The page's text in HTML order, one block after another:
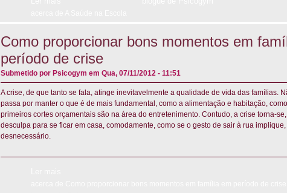
Como proporcionar bons momentos em
período de crise
Submetido por Psicogym em Qua, 07/11/2012 - 11:51
A crise, de que tanto se fala, atinge inevitavelmente a qualidade de vida das famílias.
passa por manter o que é de mais fundamental, como a alimentação e habitação,
primeiros cortes orçamentais são na área do entretenimento. Contudo, a crise torna-
desculpa para se ficar em casa, comodamente, como se o gesto de sair à rua
desnecessário.